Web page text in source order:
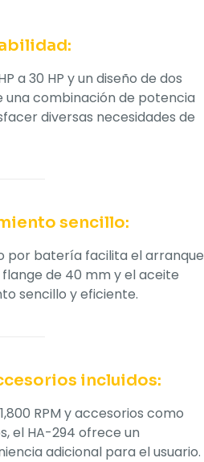
a 30 HP y un diseño de dos
combinación de potencia
diversas necesidades de
sencillo:
por batería facilita el arranque
de 40 mm y el aceite
sencillo y eficiente.
incluidos:
RPM y accesorios como
el HA-294 ofrece un
adicional para el usuario.